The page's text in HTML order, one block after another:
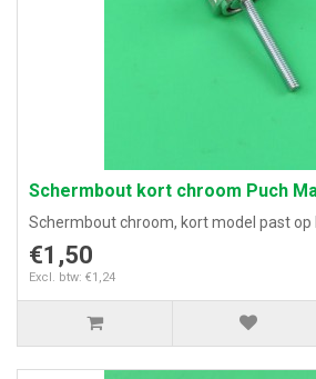
Schermbout kort chroom Puch
Schermbout chroom, kort model past op
€1,50
Excl. btw: €1,24